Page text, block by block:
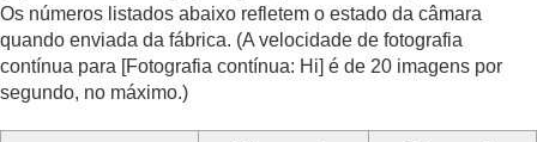
Os números listados abaixo refletem o estado da câmara
quando enviada da fábrica. (A velocidade de fotografia
contínua para [Fotografia contínua: Hi] é de 20 imagens por
segundo, no máximo.)